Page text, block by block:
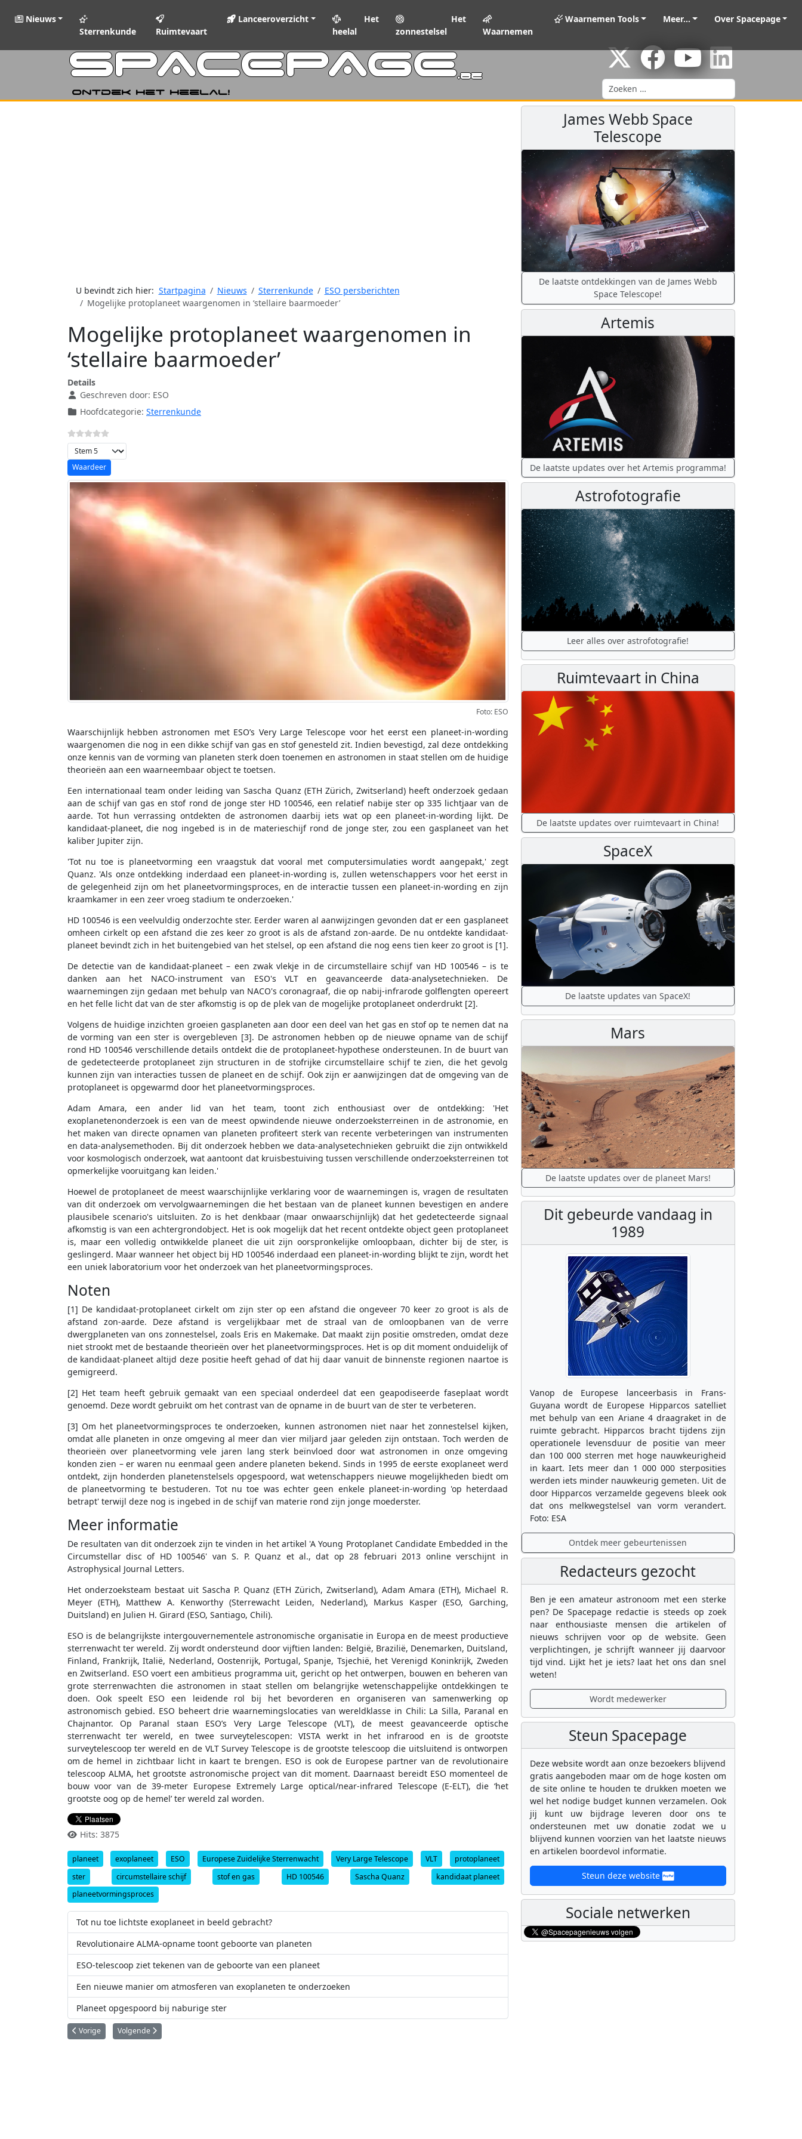
Nieuws
Sterrenkunde
Ruimtevaart
Lanceeroverzicht
Het
heelal
Het
zonnestelsel
Waarnemen
Waarnemen Tools Meer... Over Spacepage
SPACEPAGE.be
Ontdek het heelal!
Zoeken
U bevindt zich hier: Startpagina Nieuws Sterrenkunde
ESO persberichten
Mogelijke protoplaneet waargenomen in ‘stellaire baarmoeder’
Mogelijke protoplaneet waargenomen in
‘stellaire baarmoeder’
Details
Geschreven door: ESO
Hoofdcategorie: Sterrenkunde
Voeg waardering toe
Foto: ESO
Waarschijnlijk hebben astronomen met ESO’s Very Large Telescope voor het eerst een planeet-in-wording
waargenomen die nog in een dikke schijf van gas en stof genesteld zit. Indien bevestigd, zal deze ontdekking
onze kennis van de vorming van planeten sterk doen toenemen en astronomen in staat stellen om de huidige
theorieën aan een waarneembaar object te toetsen.
Een internationaal team onder leiding van Sascha Quanz (ETH Zürich, Zwitserland) heeft onderzoek gedaan
aan de schijf van gas en stof rond de jonge ster HD 100546, een relatief nabije ster op 335 lichtjaar van de
aarde. Tot hun verrassing ontdekten de astronomen daarbij iets wat op een planeet-in-wording lijkt. De
kandidaat-planeet, die nog ingebed is in de materieschijf rond de jonge ster, zou een gasplaneet van het
kaliber Jupiter zijn.
'Tot nu toe is planeetvorming een vraagstuk dat vooral met computersimulaties wordt aangepakt,' zegt
Quanz. 'Als onze ontdekking inderdaad een planeet-in-wording is, zullen wetenschappers voor het eerst in
de gelegenheid zijn om het planeetvormingsproces, en de interactie tussen een planeet-in-wording en zijn
kraamkamer in een zeer vroeg stadium te onderzoeken.'
HD 100546 is een veelvuldig onderzochte ster. Eerder waren al aanwijzingen gevonden dat er een gasplaneet
omheen cirkelt op een afstand die zes keer zo groot is als de afstand zon-aarde. De nu ontdekte kandidaat-
planeet bevindt zich in het buitengebied van het stelsel, op een afstand die nog eens tien keer zo groot is [1].
De detectie van de kandidaat-planeet – een zwak vlekje in de circumstellaire schijf van HD 100546 – is te
danken aan het NACO-instrument van ESO's VLT en geavanceerde data-analysetechnieken. De
waarnemingen zijn gedaan met behulp van NACO's coronagraaf, die op nabij-infrarode golflengten opereert
en het felle licht dat van de ster afkomstig is op de plek van de mogelijke protoplaneet onderdrukt [2].
Volgens de huidige inzichten groeien gasplaneten aan door een deel van het gas en stof op te nemen dat na
de vorming van een ster is overgebleven [3]. De astronomen hebben op de nieuwe opname van de schijf
rond HD 100546 verschillende details ontdekt die de protoplaneet-hypothese ondersteunen. In de buurt van
de gedetecteerde protoplaneet zijn structuren in de stofrijke circumstellaire schijf te zien, die het gevolg
kunnen zijn van interacties tussen de planeet en de schijf. Ook zijn er aanwijzingen dat de omgeving van de
protoplaneet is opgewarmd door het planeetvormingsproces.
Adam Amara, een ander lid van het team, toont zich enthousiast over de ontdekking: 'Het
exoplanetenonderzoek is een van de meest opwindende nieuwe onderzoeksterreinen in de astronomie, en
het maken van directe opnamen van planeten profiteert sterk van recente verbeteringen van instrumenten
en data-analysemethoden. Bij dit onderzoek hebben we data-analysetechnieken gebruikt die zijn ontwikkeld
voor kosmologisch onderzoek, wat aantoont dat kruisbestuiving tussen verschillende onderzoeksterreinen tot
opmerkelijke vooruitgang kan leiden.'
Hoewel de protoplaneet de meest waarschijnlijke verklaring voor de waarnemingen is, vragen de resultaten
van dit onderzoek om vervolgwaarnemingen die het bestaan van de planeet kunnen bevestigen en andere
plausibele scenario's uitsluiten. Zo is het denkbaar (maar onwaarschijnlijk) dat het gedetecteerde signaal
afkomstig is van een achtergrondobject. Het is ook mogelijk dat het recent ontdekte object geen protoplaneet
is, maar een volledig ontwikkelde planeet die uit zijn oorspronkelijke omloopbaan, dichter bij de ster, is
geslingerd. Maar wanneer het object bij HD 100546 inderdaad een planeet-in-wording blijkt te zijn, wordt het
een uniek laboratorium voor het onderzoek van het planeetvormingsproces.
Noten
[1] De kandidaat-protoplaneet cirkelt om zijn ster op een afstand die ongeveer 70 keer zo groot is als de
afstand zon-aarde. Deze afstand is vergelijkbaar met de straal van de omloopbanen van de verre
dwergplaneten van ons zonnestelsel, zoals Eris en Makemake. Dat maakt zijn positie omstreden, omdat deze
niet strookt met de bestaande theorieën over het planeetvormingsproces. Het is op dit moment onduidelijk of
de kandidaat-planeet altijd deze positie heeft gehad of dat hij daar vanuit de binnenste regionen naartoe is
gemigreerd.
[2] Het team heeft gebruik gemaakt van een speciaal onderdeel dat een geapodiseerde faseplaat wordt
genoemd. Deze wordt gebruikt om het contrast van de opname in de buurt van de ster te verbeteren.
[3] Om het planeetvormingsproces te onderzoeken, kunnen astronomen niet naar het zonnestelsel kijken,
omdat alle planeten in onze omgeving al meer dan vier miljard jaar geleden zijn ontstaan. Toch werden de
theorieën over planeetvorming vele jaren lang sterk beïnvloed door wat astronomen in onze omgeving
konden zien – er waren nu eenmaal geen andere planeten bekend. Sinds in 1995 de eerste exoplaneet werd
ontdekt, zijn honderden planetenstelsels opgespoord, wat wetenschappers nieuwe mogelijkheden biedt om
de planeetvorming te bestuderen. Tot nu toe was echter geen enkele planeet-in-wording 'op heterdaad
betrapt' terwijl deze nog is ingebed in de schijf van materie rond zijn jonge moederster.
Meer informatie
De resultaten van dit onderzoek zijn te vinden in het artikel 'A Young Protoplanet Candidate Embedded in the
Circumstellar disc of HD 100546' van S. P. Quanz et al., dat op 28 februari 2013 online verschijnt in
Astrophysical Journal Letters.
Het onderzoeksteam bestaat uit Sascha P. Quanz (ETH Zürich, Zwitserland), Adam Amara (ETH), Michael R.
Meyer (ETH), Matthew A. Kenworthy (Sterrewacht Leiden, Nederland), Markus Kasper (ESO, Garching,
Duitsland) en Julien H. Girard (ESO, Santiago, Chili).
ESO is de belangrijkste intergouvernementele astronomische organisatie in Europa en de meest productieve
sterrenwacht ter wereld. Zij wordt ondersteund door vijftien landen: België, Brazilië, Denemarken, Duitsland,
Finland, Frankrijk, Italië, Nederland, Oostenrijk, Portugal, Spanje, Tsjechië, het Verenigd Koninkrijk, Zweden
en Zwitserland. ESO voert een ambitieus programma uit, gericht op het ontwerpen, bouwen en beheren van
grote sterrenwachten die astronomen in staat stellen om belangrijke wetenschappelijke ontdekkingen te
doen. Ook speelt ESO een leidende rol bij het bevorderen en organiseren van samenwerking op
astronomisch gebied. ESO beheert drie waarnemingslocaties van wereldklasse in Chili: La Silla, Paranal en
Chajnantor. Op Paranal staan ESO’s Very Large Telescope (VLT), de meest geavanceerde optische
sterrenwacht ter wereld, en twee surveytelescopen: VISTA werkt in het infrarood en is de grootste
surveytelescoop ter wereld en de VLT Survey Telescope is de grootste telescoop die uitsluitend is ontworpen
om de hemel in zichtbaar licht in kaart te brengen. ESO is ook de Europese partner van de revolutionaire
telescoop ALMA, het grootste astronomische project van dit moment. Daarnaast bereidt ESO momenteel de
bouw voor van de 39-meter Europese Extremely Large optical/near-infrared Telescope (E-ELT), die ‘het
grootste oog op de hemel’ ter wereld zal worden.
Hits: 3875
planeet exoplaneet ESO Europese Zuidelijke Sterrenwacht Very Large Telescope VLT
protoplaneet
ster
circumstellaire schijf stof en gas HD 100546 Sascha Quanz
kandidaat planeet
planeetvormingsproces
Tot nu toe lichtste exoplaneet in beeld gebracht?
Revolutionaire ALMA-opname toont geboorte van planeten
ESO-telescoop ziet tekenen van de geboorte van een planeet
Een nieuwe manier om atmosferen van exoplaneten te onderzoeken
Planeet opgespoord bij naburige ster
Vorig artikel: Kosmische meetlint nauwkeuriger dan ooit tevoren
Vorige Volgende artikel: Nieuwe VISTA-infraroodopname van NGC 6357
Volgende
James Webb Space
Telescope
De laatste ontdekkingen van de James Webb
Space Telescope!
Artemis
De laatste updates over het Artemis programma!
Astrofotografie
Leer alles over astrofotografie!
Ruimtevaart in China
De laatste updates over ruimtevaart in China!
SpaceX
De laatste updates van SpaceX!
Mars
De laatste updates over de planeet Mars!
Dit gebeurde vandaag in
1989
Vanop de Europese lanceerbasis in Frans-
Guyana wordt de Europese Hipparcos satelliet
met behulp van een Ariane 4 draagraket in de
ruimte gebracht. Hipparcos bracht tijdens zijn
operationele levensduur de positie van meer
dan 100 000 sterren met hoge nauwkeurigheid
in kaart. Iets meer dan 1 000 000 sterposities
werden iets minder nauwkeurig gemeten. Uit de
door Hipparcos verzamelde gegevens bleek ook
dat ons melkwegstelsel van vorm verandert.
Foto: ESA
Ontdek meer gebeurtenissen
Redacteurs gezocht
Ben je een amateur astronoom met een sterke
pen? De Spacepage redactie is steeds op zoek
naar enthousiaste mensen die artikelen of
nieuws schrijven voor op de website. Geen
verplichtingen, je schrijft wanneer jij daarvoor
tijd vind. Lijkt het je iets? laat het ons dan snel
weten!
Wordt medewerker
Steun Spacepage
Deze website wordt aan onze bezoekers blijvend
gratis aangeboden maar om de hoge kosten om
de site online te houden te drukken moeten we
wel het nodige budget kunnen verzamelen. Ook
jij kunt uw bijdrage leveren door ons te
ondersteunen met uw donatie zodat we u
blijvend kunnen voorzien van het laatste nieuws
en artikelen boordevol informatie.
Steun deze website
Sociale netwerken